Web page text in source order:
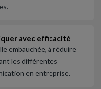
avec efficacité
embauchée, à réduire
les différentes
en entreprise.